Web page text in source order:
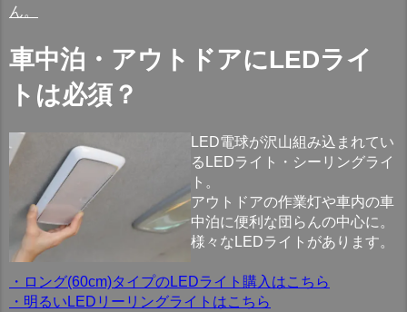
ん。
車中泊・アウトドアにLEDライ
トは必須？
LED電球が沢山組み込まれてい
るLEDライト・シーリングライ
ト。
アウトドアの作業灯や車内の車
中泊に便利な団らんの中心に。
様々なLEDライトがあります。
・ロング(60cm)タイプのLEDライト購入はこちら
・明るいLEDリーリングライトはこちら